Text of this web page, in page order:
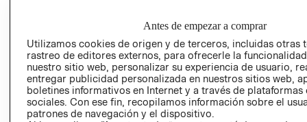
EMPRESARIAL
CONDICIONES
AVISO DE
PRIVACIDAD
GIFT CARD
AVISO DE
Antes de empezar a comprar
Utilizamos cookies de origen y de terceros, incluidas otras
rastreo de editores externos, para ofrecerle la
nuestro sitio web, personalizar su experiencia de usuario,
entregar publicidad personalizada en nuestros sitios web,
boletines informativos en Internet y a través de plataformas
sociales. Con ese fin, recopilamos información sobre el
patrones de navegación y el dispositivo.